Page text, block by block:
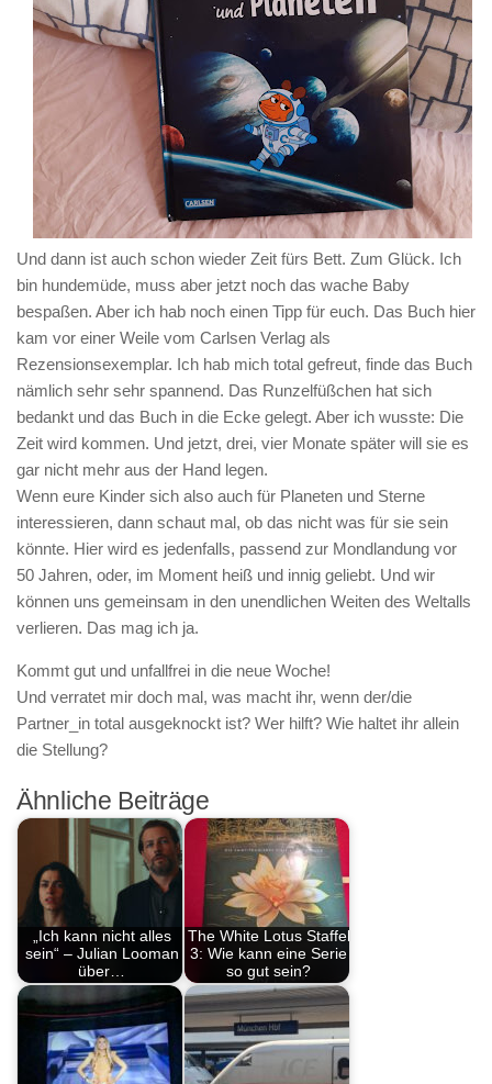
Und dann ist auch schon wieder Zeit fürs Bett. Zum Glück. Ich
bin hundemüde, muss aber jetzt noch das wache Baby
bespaßen. Aber ich hab noch einen Tipp für euch. Das Buch hier
kam vor einer Weile vom Carlsen Verlag als
Rezensionsexemplar. Ich hab mich total gefreut, finde das Buch
nämlich sehr sehr spannend. Das Runzelfüßchen hat sich
bedankt und das Buch in die Ecke gelegt. Aber ich wusste: Die
Zeit wird kommen. Und jetzt, drei, vier Monate später will sie es
gar nicht mehr aus der Hand legen.
Wenn eure Kinder sich also auch für Planeten und Sterne
interessieren, dann schaut mal, ob das nicht was für sie sein
könnte. Hier wird es jedenfalls, passend zur Mondlandung vor
50 Jahren, oder, im Moment heiß und innig geliebt. Und wir
können uns gemeinsam in den unendlichen Weiten des Weltalls
verlieren. Das mag ich ja.
Kommt gut und unfallfrei in die neue Woche!
Und verratet mir doch mal, was macht ihr, wenn der/die
Partner_in total ausgeknockt ist? Wer hilft? Wie haltet ihr allein
die Stellung?
Ähnliche Beiträge
„Ich kann nicht alles
sein“ – Julian Looman
über…
The White Lotus Staffel
3: Wie kann eine Serie
so gut sein?